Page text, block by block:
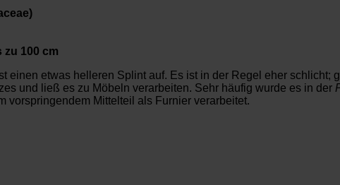
zu 100 cm
einen etwas helleren Splint auf. Es ist in der Regel eher schlicht;
und ließ es zu Möbeln verarbeiten. Sehr häufig wurde es in der
vorspringendem Mittelteil als Furnier verarbeitet.